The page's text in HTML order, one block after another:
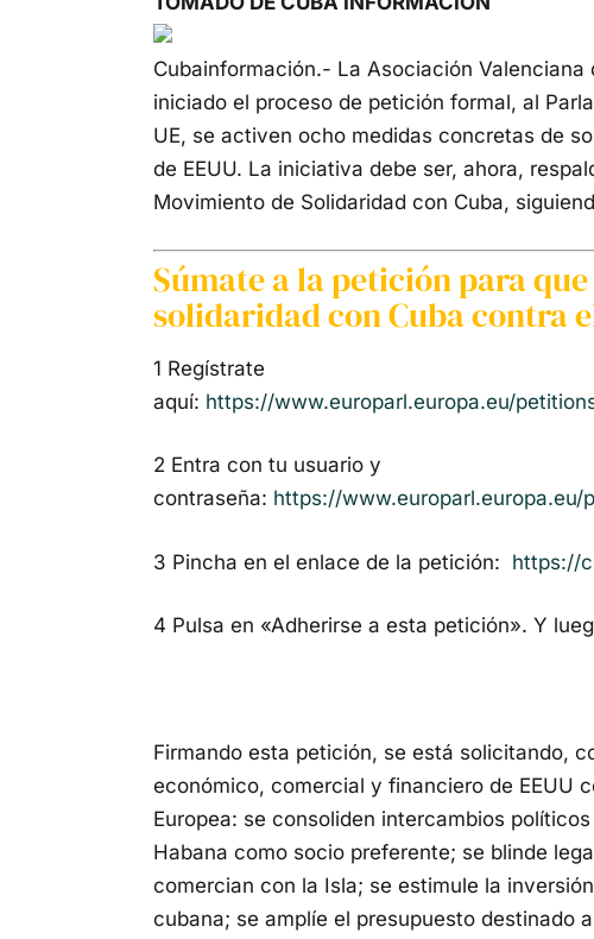
Cubainformación.- La Asociación
iniciado el proceso de petición formal, al
UE, se activen ocho medidas concretas de
de EEUU. La iniciativa debe ser, ahora,
Movimiento de Solidaridad con Cuba,
Súmate a la petición para
solidaridad con Cuba contra
1 Regístrate
aquí: https://www.europarl.europa.eu/
2 Entra con tu usuario y
contraseña: https://www.europarl.europa.eu/
3 Pincha en el enlace de la petición: https://
4 Pulsa en «Adherirse a esta petición». Y
Firmando esta petición, se está solicitando,
económico, comercial y financiero de EEUU
Europea: se consoliden intercambios
Habana como socio preferente; se blinde
comercian con la Isla; se estimule la
cubana; se amplíe el presupuesto destinado